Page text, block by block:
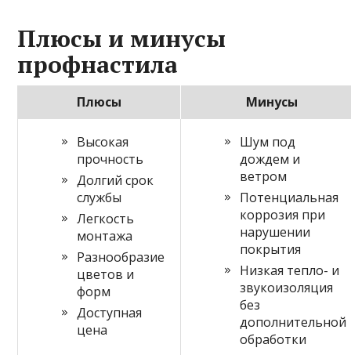
Плюсы и минусы
профнастила
Плюсы Минусы
Высокая
прочность
Долгий срок
службы
Легкость
монтажа
Разнообразие
цветов и
форм
Доступная
цена
Шум под
дождем и
ветром
Потенциальная
коррозия при
нарушении
покрытия
Низкая тепло- и
звукоизоляция
без
дополнительной
обработки